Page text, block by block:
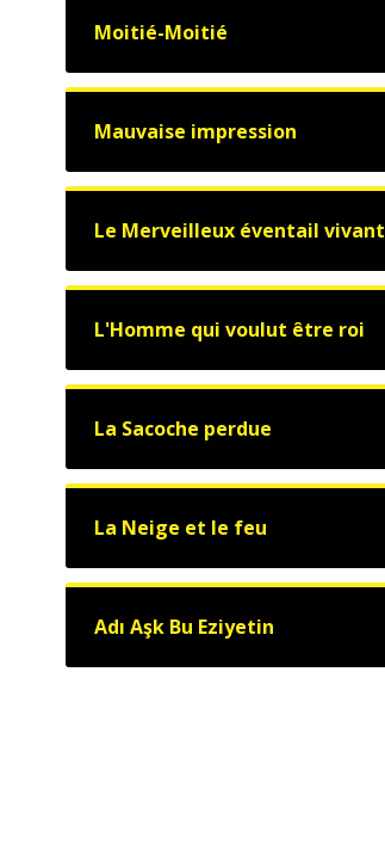
Moitié-Moitié
Mauvaise impression
Le Merveilleux éventail vivant
L'Homme qui voulut être roi
La Sacoche perdue
La Neige et le feu
Adı Aşk Bu Eziyetin